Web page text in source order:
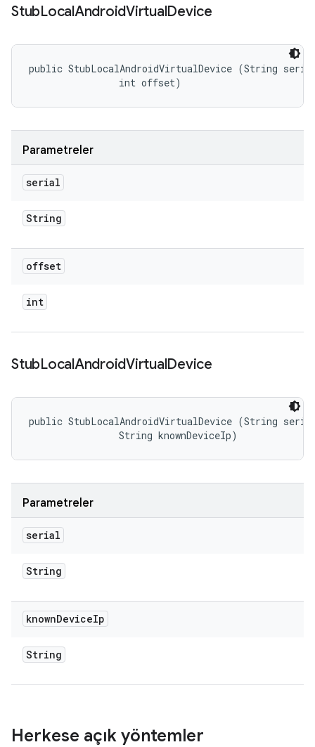
StubLocalAndroidVirtualDevice
public StubLocalAndroidVirtualDevice (String
                int offset)
Parametreler
serial
String
offset
int
StubLocalAndroidVirtualDevice
public StubLocalAndroidVirtualDevice (String
                String knownDeviceIp)
Parametreler
serial
String
knownDeviceIp
String
Herkese açık yöntemler